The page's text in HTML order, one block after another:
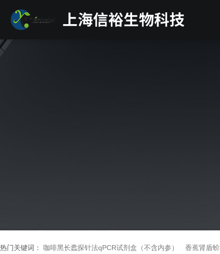
热门关键词： 咖啡黑长蠹探针法qPCR试剂盒（不含内参） 香蕉肾盾